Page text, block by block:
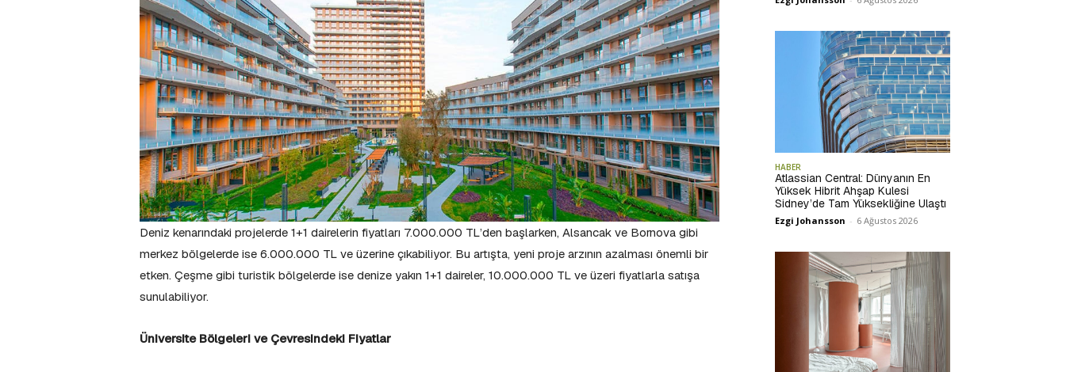
Deniz kenarındaki projelerde 1+1 dairelerin fiyatları 7.000.000 TL’den başlarken, Alsancak ve Bornova gibi
merkez bölgelerde ise 6.000.000 TL ve üzerine çıkabiliyor. Bu artışta, yeni proje arzının azalması önemli bir
etken. Çeşme gibi turistik bölgelerde ise denize yakın 1+1 daireler, 10.000.000 TL ve üzeri fiyatlarla satışa
sunulabiliyor.
Üniversite Bölgeleri ve Çevresindeki Fiyatlar
HABER
Atlassian Central: Dünyanın En
Yüksek Hibrit Ahşap Kulesi
Sidney’de Tam Yüksekliğine Ulaştı
Ezgi Johansson - 6 Ağustos 2026